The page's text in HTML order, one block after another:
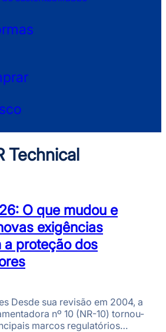
Technical
O que mudou e
exigências
a proteção dos
Desde sua revisão em 2004, a
nº 10 (NR-10) tornou-
marcos regulatórios…